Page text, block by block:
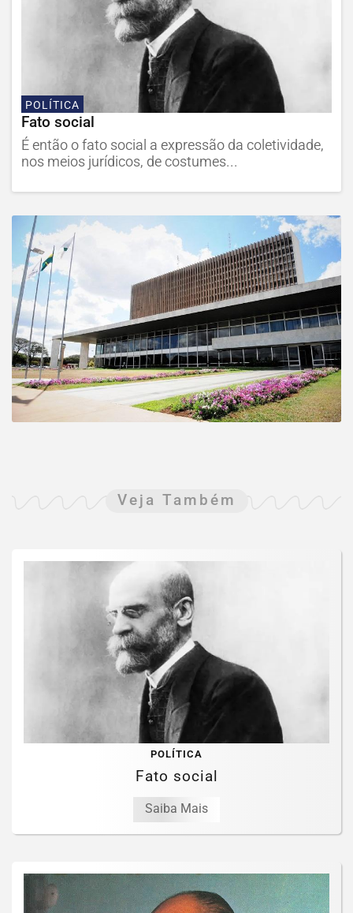
POLÍTICA
Fato social
É então o fato social a expressão da coletividade,
nos meios jurídicos, de costumes...
Veja Também
POLÍTICA
Fato social
Saiba Mais